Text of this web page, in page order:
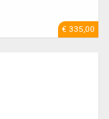
€ 335,00